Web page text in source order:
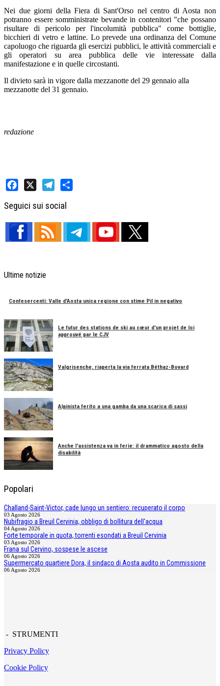
Nei due giorni della Fiera di Sant'Orso nel centro di Aosta non
potranno essere somministrate bevande in contenitori "che possano
risultare di pericolo per l'incolumità pubblica" come bottiglie,
bicchieri di vetro e lattine. Lo prevede una ordinanza del Comune
capoluogo che riguarda gli esercizi pubblici, le attività commerciali e
gli operatori su area pubblica delle vie interessate dalla
manifestazione e in quelle circostanti.
Il divieto sarà in vigore dalla mezzanotte del 29 gennaio alla
mezzanotte del 31 gennaio.
redazione
Seguici sui social
Ultime notizie
Confesercenti: Valle d'Aosta unica regione con stime Pil in negativo
Le futur des stations de ski au cœur d'un projet de loi
approuvé par le CJV
Valgrisenche, riaperta la via ferrata Béthaz-Bovard
Alpinista ferito a una gamba da una scarica di sassi
Anche l'assistenza va in ferie: il drammatico agosto della
disabilità
Popolari
Challand-Saint-Victor, cade lungo un sentiero: recuperato il corpo
03 Agosto 2026
Nubifragio a Breuil Cervinia, obbligo di bollitura dell'acqua
04 Agosto 2026
Forte temporale in quota, torrenti esondati a Breuil Cervinia
03 Agosto 2026
Frana sul Cervino, sospese le ascese
06 Agosto 2026
Supermercato quartiere Dora, il sindaco di Aosta audito in Commissione
06 Agosto 2026
- STRUMENTI
Privacy Policy
Cookie Policy